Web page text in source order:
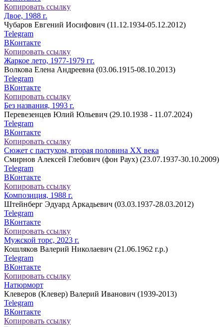
Копировать ссылку
Двое, 1988 г.
Чубаров Евгений Иосифович (11.12.1934-05.12.2012)
Telegram
ВКонтакте
Копировать ссылку
Жаркое лето, 1977-1979 гг.
Волкова Елена Андреевна (03.06.1915-08.10.2013)
Telegram
ВКонтакте
Копировать ссылку
Без названия, 1993 г.
Перевезенцев Юлий Юльевич (29.10.1938 - 11.07.2024)
Telegram
ВКонтакте
Копировать ссылку
Сюжет с пастухом, вторая половина ХХ века
Смирнов Алексей Глебович (фон Раух) (23.07.1937-30.10.2009)
Telegram
ВКонтакте
Копировать ссылку
Композиция, 1988 г.
Штейнберг Эдуард Аркадьевич (03.03.1937-28.03.2012)
Telegram
ВКонтакте
Копировать ссылку
Мужской торс, 2023 г.
Кошляков Валерий Николаевич (21.06.1962 г.р.)
Telegram
ВКонтакте
Копировать ссылку
Натюрморт
Клеверов (Клевер) Валерий Иванович (1939-2013)
Telegram
ВКонтакте
Копировать ссылку